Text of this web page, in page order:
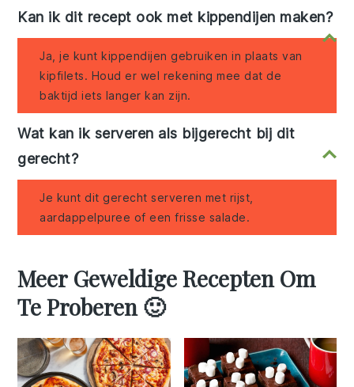
Kan ik dit recept ook met kippendijen maken?
Ja, je kunt kippendijen gebruiken in plaats van
kipfilets. Houd er wel rekening mee dat de
baktijd iets langer kan zijn.
Wat kan ik serveren als bijgerecht bij dit
gerecht?
Je kunt dit gerecht serveren met rijst,
aardappelpuree of een frisse salade.
Meer Geweldige Recepten Om
Te Proberen 🙂